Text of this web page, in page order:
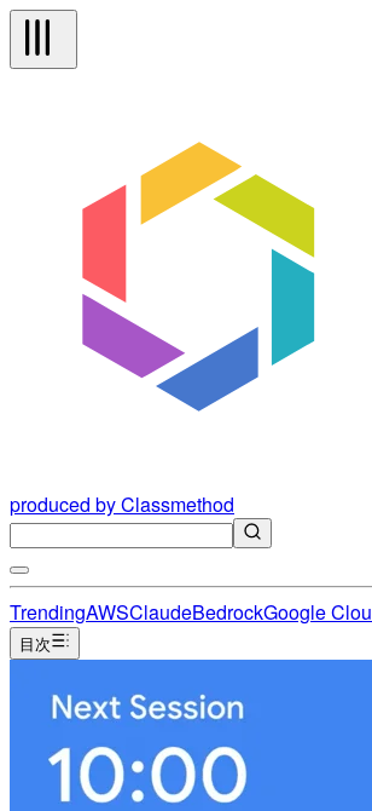
produced by Classmethod
TrendingAWSClaudeBedrockGoogle
目次